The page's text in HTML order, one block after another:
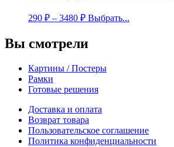
290 ₽ – 3480 ₽ Выбрать...
Вы смотрели
Картины / Постеры
Рамки
Готовые решения
Доставка и оплата
Возврат товара
Пользовательское соглашение
Политика конфиденциальности